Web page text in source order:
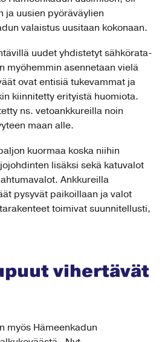
ja uusien pyöräväylien
valaistus uusitaan kokonaan.
uudet yhdistetyt sähkörata-
myöhemmin asennetaan vielä
ovat entisiä tukevammat ja
kiinnitetty erityistä huomiota.
ns. vetoankkureilla noin
maan alle.
kuormaa koska niihin
lisäksi sekä katuvalot
Ankkureilla
pysyvät paikoillaan ja valot
toimivat suunnitellusti,
vihertävät
myös Hämeenkadun